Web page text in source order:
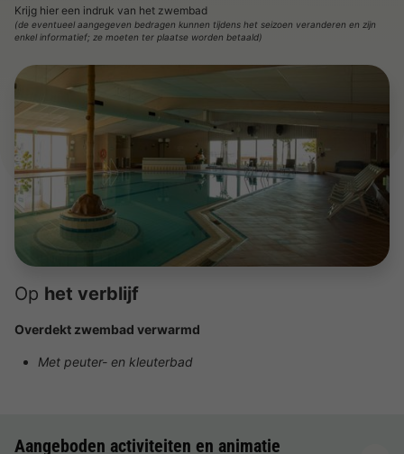
Krijg hier een indruk van het zwembad
(de eventueel aangegeven bedragen kunnen tijdens het seizoen veranderen en zijn
enkel informatief; ze moeten ter plaatse worden betaald)
Op het verblijf
Overdekt zwembad verwarmd
Met peuter- en kleuterbad
Aangeboden activiteiten en animatie